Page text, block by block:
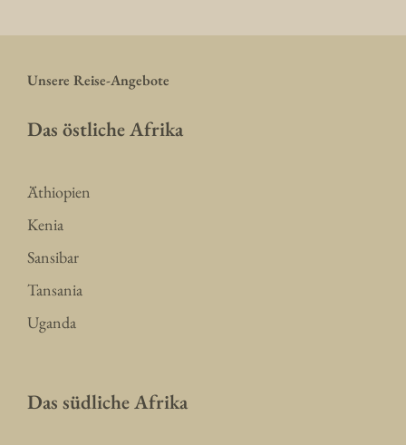
Unsere Reise-Angebote
Das östliche Afrika
Äthiopien
Kenia
Sansibar
Tansania
Uganda
Das südliche Afrika